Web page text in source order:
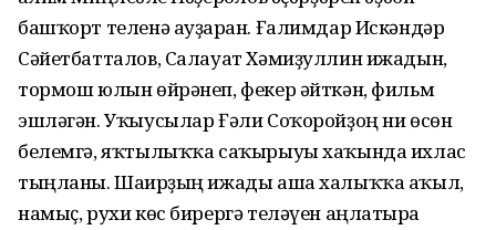
башҡорт теленә ауҙарған. Ғалимдар Искәндәр
Сәйетбатталов, Салауат Хәмиҙуллин ижадын,
тормош юлын өйрәнеп, фекер әйткән, фильм
эшләгән. Уҡыусылар Ғәли Соҡоройҙоң ни өсөн
белемгә, яҡтылыҡҡа саҡырыуы хаҡында ихлас
тыңланы. Шағирҙың ижады аша халыҡҡа аҡыл,
намыҫ, рухи көс бирергә теләүен аңлатырға